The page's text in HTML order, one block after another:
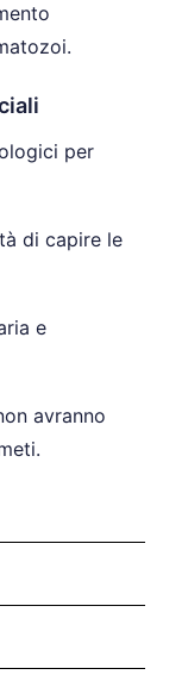
per
di capire le
e
avranno